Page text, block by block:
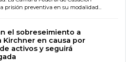
prisión preventiva en su modalidad...
el sobreseimiento a
Kirchner en causa por
activos y seguirá